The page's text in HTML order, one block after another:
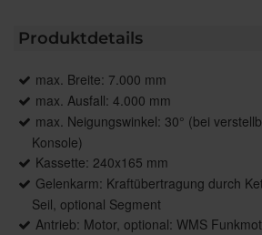
Produktdetails
max. Breite: 7.000 mm
max. Ausfall: 4.000 mm
max. Neigungswinkel: 30° (bei
Konsole)
Kassette: 240x165 mm
Gelenkarm: Kraftübertragung durch
Seil, optional Segment
Antrieb: Motor, optional: WMS